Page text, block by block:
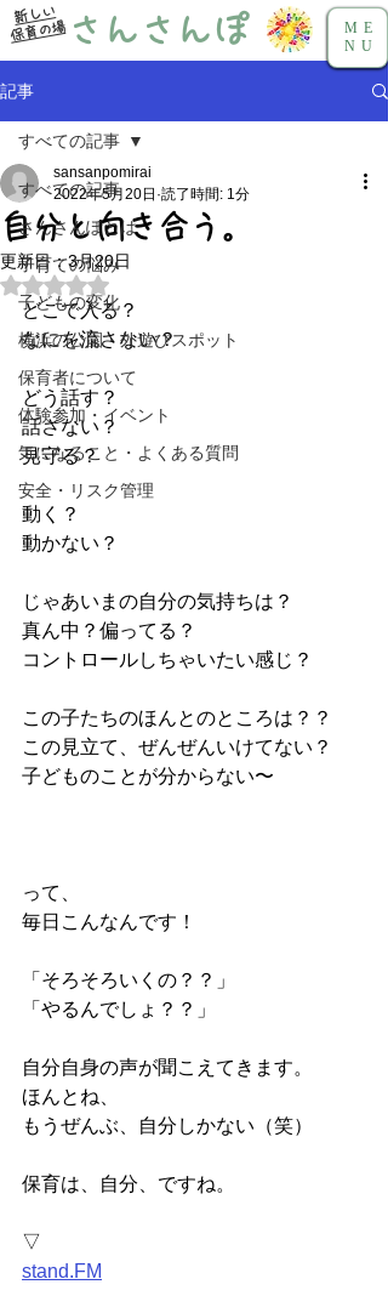
新しい
保育の場 さんさんぽ
ME
NU
記事
すべての記事
さんさんぽとは
子育ての悩み
子どもの変化
横浜の公園・外遊びスポット
保育者について
体験参加・イベント
気になること・よくある質問
安全・リスク管理
すべての記事
自分と向き合う。
sansanpomirai
2022年5月20日 読了時間: 1分
更新日：3月20日
5つ星のうちNaNと評価されています。
どこで入る？
なにを流さない？
どう話す？
話さない？
見守る？
動く？
動かない？
じゃあいまの自分の気持ちは？
真ん中？偏ってる？
コントロールしちゃいたい感じ？
この子たちのほんとのところは？？
この見立て、ぜんぜんいけてない？
子どものことが分からない〜
って、
毎日こんなんです！
「そろそろいくの？？」
「やるんでしょ？？」
自分自身の声が聞こえてきます。
ほんとね、
もうぜんぶ、自分しかない（笑）
保育は、自分、ですね。
▽
stand.FM